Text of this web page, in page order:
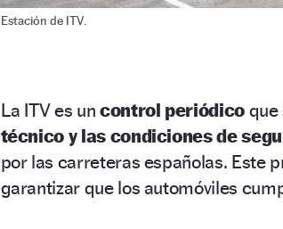
Estación de ITV.
La ITV es un control periódico que
técnico y las condiciones de
por las carreteras españolas. Este
garantizar que los automóviles